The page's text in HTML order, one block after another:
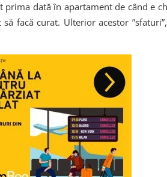
dată în apartament de când e
facă curat. Ulterior acestor